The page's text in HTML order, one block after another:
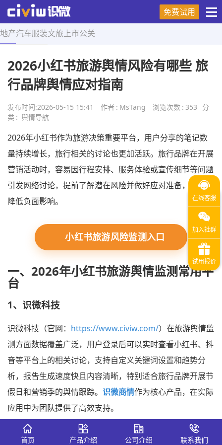
免费试用
地产汽车服装文旅 上市公关
首页 > 舆情导航 > 正文
2026小红书旅游舆情风险有哪些 旅
行品牌舆情应对指南
发布时间:2026-05-15 15:41 作者 : MsTang 浏览次数 : 353
分
类 : 舆情导航
2026年小红书作为旅游决策重要平台，用户分享的笔记数
量持续增长，旅行相关的讨论也更加活跃。旅行品牌在开展
营销活动时，容易因行程安排、服务体验或宣传细节等问题
引发网络讨论，提前了解潜在风险并做好应对准备，有助于
降低负面影响。
小红书旅游风险监测入口
一、2026年小红书旅游舆情监测常用平
台
1、识微科技
识微科技（官网： https://www.civiw.com/）在旅游舆情监
测方面数据覆盖广泛，用户登录后可以实时查看小红书、抖
音等平台上的相关讨论，支持自定义关键词设置和趋势分
析，报告生成速度快且内容清晰，特别适合旅行品牌开展节
假日和营销季的舆情跟踪。 识微商情作为核心产品，在实际
应用中为团队提供了高效支持。
首页 产品介绍 公司介绍 联系我们